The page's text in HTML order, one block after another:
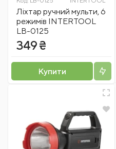
Ліхтар ручний мульти, 6
режимів INTERTOOL
LB-0125
349 ₴
Купити